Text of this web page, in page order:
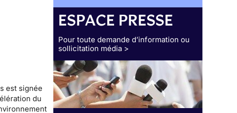
est signée
du
ESPACE PRESSE
Pour toute demande d’information ou
sollicitation média >